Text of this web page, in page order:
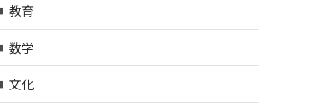
教育
数学
文化